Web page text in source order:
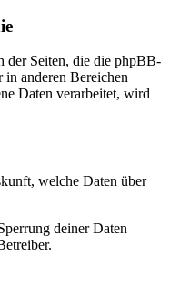
der Seiten, die die phpBB-
in anderen Bereichen
Daten verarbeitet, wird
welche Daten über
deiner Daten